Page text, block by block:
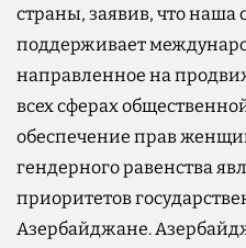
страны, заявив, что наша
поддерживает
направленное на
всех сферах
обеспечение прав
гендерного равенства
приоритетов
Азербайджане.